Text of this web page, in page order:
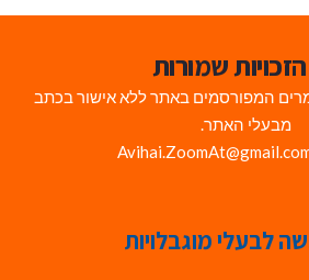
שמורות
המפורסמים באתר ללא אישור בכתב
מבעלי האתר.
לבעלי מוגבלויות